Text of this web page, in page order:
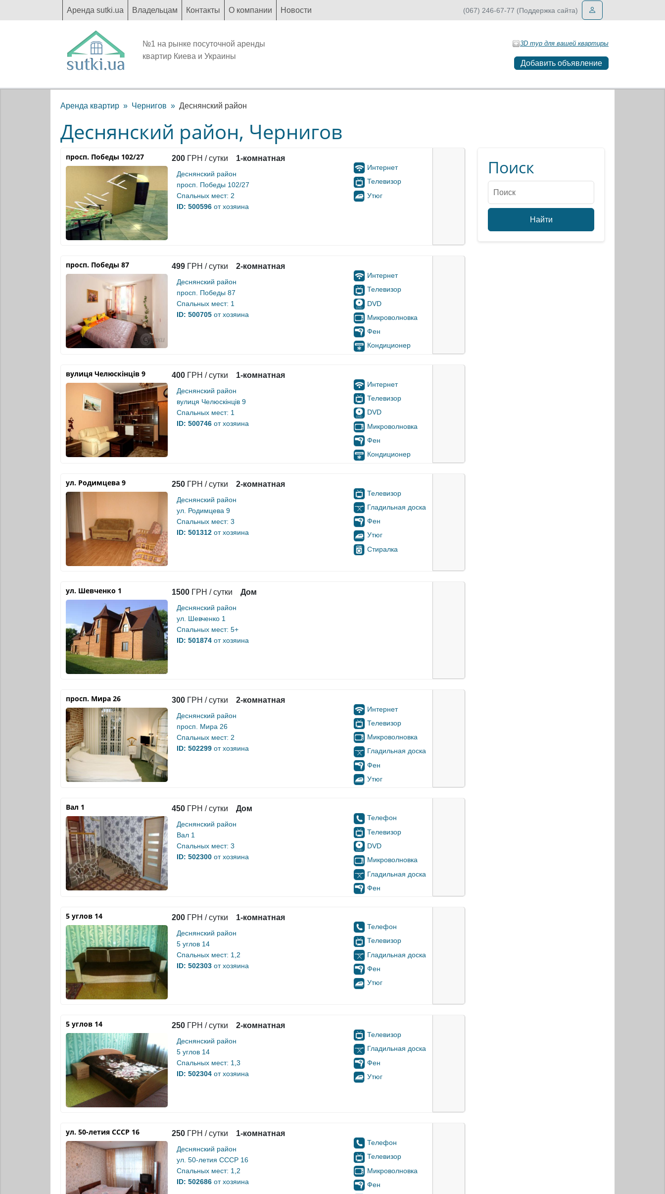
Аренда sutki.ua Владельцам Контакты О компании Новости (067) 246-67-77 (Поддержка сайта)
№1 на рынке посуточной аренды
квартир Киева и Украины
3D тур для вашей квартиры
Добавить объявление
Аренда квартир Чернигов Деснянский район
Деснянский район, Чернигов
просп. Победы 102/27 200 ГРН / сутки 1-комнатная
Деснянский район
просп. Победы 102/27
Спальных мест: 2
ID: 500596 от хозяина
Интернет
Телевизор
Утюг
просп. Победы 87 499 ГРН / сутки 2-комнатная
Деснянский район
просп. Победы 87
Спальных мест: 1
ID: 500705 от хозяина
Интернет
Телевизор
DVD
Микроволновка
Фен
Кондиционер
вулиця Челюскінців 9 400 ГРН / сутки 1-комнатная
Деснянский район
вулиця Челюскінців 9
Спальных мест: 1
ID: 500746 от хозяина
Интернет
Телевизор
DVD
Микроволновка
Фен
Кондиционер
ул. Родимцева 9 250 ГРН / сутки 2-комнатная
Деснянский район
ул. Родимцева 9
Спальных мест: 3
ID: 501312 от хозяина
Телевизор
Гладильная доска
Фен
Утюг
Стиралка
ул. Шевченко 1 1500 ГРН / сутки Дом
Деснянский район
ул. Шевченко 1
Спальных мест: 5+
ID: 501874 от хозяина
просп. Мира 26 300 ГРН / сутки 2-комнатная
Деснянский район
просп. Мира 26
Спальных мест: 2
ID: 502299 от хозяина
Интернет
Телевизор
Микроволновка
Гладильная доска
Фен
Утюг
Вал 1 450 ГРН / сутки Дом
Деснянский район
Вал 1
Спальных мест: 3
ID: 502300 от хозяина
Телефон
Телевизор
DVD
Микроволновка
Гладильная доска
Фен
5 углов 14 200 ГРН / сутки 1-комнатная
Деснянский район
5 углов 14
Спальных мест: 1,2
ID: 502303 от хозяина
Телефон
Телевизор
Гладильная доска
Фен
Утюг
5 углов 14 250 ГРН / сутки 2-комнатная
Деснянский район
5 углов 14
Спальных мест: 1,3
ID: 502304 от хозяина
Телевизор
Гладильная доска
Фен
Утюг
ул. 50-летия СССР 16 250 ГРН / сутки 1-комнатная
Деснянский район
ул. 50-летия СССР 16
Спальных мест: 1,2
ID: 502686 от хозяина
Телефон
Телевизор
Микроволновка
Фен
Поиск
Найти